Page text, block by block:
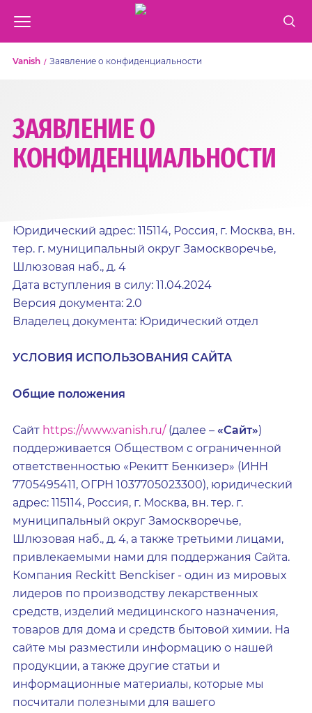
Vanish Заявление о конфиденциальности
ЗАЯВЛЕНИЕ О
КОНФИДЕНЦИАЛЬНОСТИ
Юридический адрес: 115114, Россия, г. Москва, вн.
тер. г. муниципальный округ Замоскворечье,
Шлюзовая наб., д. 4
Дата вступления в силу: 11.04.2024
Версия документа: 2.0
Владелец документа: Юридический отдел
УСЛОВИЯ ИСПОЛЬЗОВАНИЯ САЙТА
Общие положения
Сайт https://www.vanish.ru/(далее – «Сайт»)
поддерживается Обществом с ограниченной
ответственностью «Рекитт Бенкизер» (ИНН
7705495411, ОГРН 1037705023300), юридический
адрес: 115114, Россия, г. Москва, вн. тер. г.
муниципальный округ Замоскворечье,
Шлюзовая наб., д. 4, а также третьими лицами,
привлекаемыми нами для поддержания Сайта.
Компания Reckitt Benckiser - один из мировых
лидеров по производству лекарственных
средств, изделий медицинского назначения,
товаров для дома и средств бытовой химии. На
сайте мы разместили информацию о нашей
продукции, а также другие статьи и
информационные материалы, которые мы
посчитали полезными для вашего